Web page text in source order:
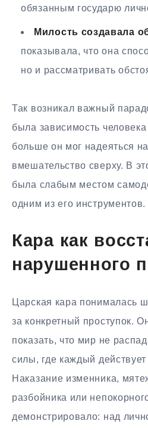
обязанным государю
Милость создавала
показывала, что она
но и рассматривать
Так возникал важный
была зависимость
больше он мог надеяться
вмешательство сверху. В
была слабым местом
одним из его инструментов.
Кара как
нарушенного
Царская кара понималась
за конкретный проступок.
показать, что мир не
силы, где каждый
Наказание изменника,
разбойника или
демонстрировало: над